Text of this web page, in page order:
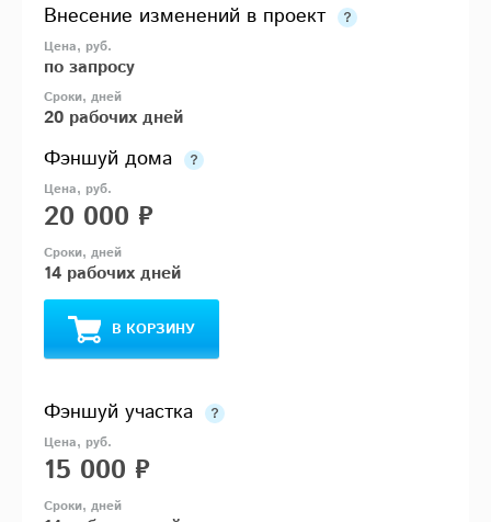
Внесение изменений в проект
по запросу
20 рабочих дней
Фэншуй дома
20 000 ₽
14 рабочих дней
В КОРЗИНУ
Фэншуй участка
15 000 ₽